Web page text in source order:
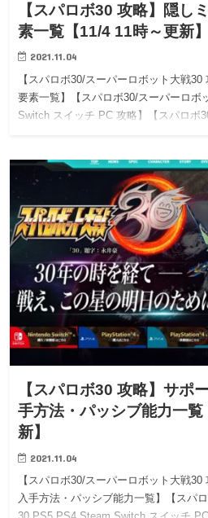
【スパロボ30 攻略】隠し
素一覧【11/4 11時～更新】
2021.11.04
【スパロボ30/スーパーロボット大戦
要素一覧】【スパロボ30/スーパーロボ
Switch スイッチ PC 攻略】【スパロボ
【スパロボ30 攻略】サポ
手方法・パッシブ能力一
新】
2021.11.04
【スパロボ30/スーパーロボット大戦
入手方法・パッシブ能力一覧】【スパ